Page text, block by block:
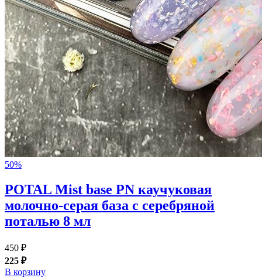
50%
POTAL Mist base PN каучуковая
молочно-серая база с серебряной
поталью 8 мл
450 ₽
225 ₽
В корзину